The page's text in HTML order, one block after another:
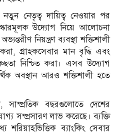
নতুন নেতৃত্ব দায়িত্ব নেওয়ার পর
উদ্যোগ নিয়ে আলোচনা
নিয়ন্ত্রণ ব্যবস্থা শক্তিশালী
গ্রাহকসেবার মান বৃদ্ধি এবং
নিশ্চিত করা। এসব উদ্যোগ
অবস্থান আরও শক্তিশালী হতে
সাম্প্রতিক বছরগুলোতে দেশের
সম্প্রসারণ লাভ করেছে। ব্যক্তি
শরিয়াহভিত্তিক ব্যাংকিং সেবার